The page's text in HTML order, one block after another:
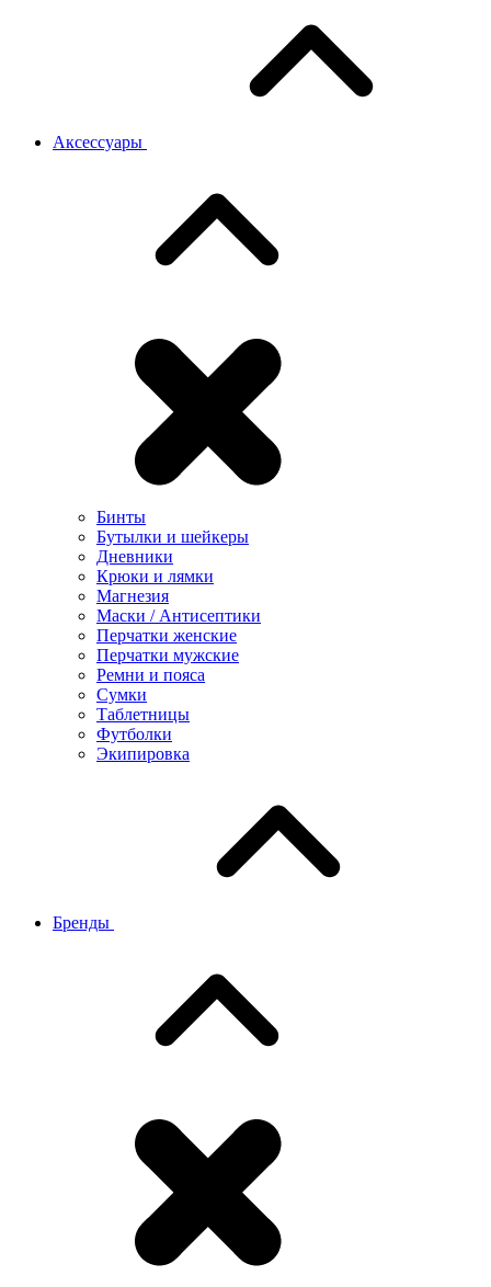
Аксессуары
Бинты
Бутылки и шейкеры
Дневники
Крюки и лямки
Магнезия
Маски / Антисептики
Перчатки женские
Перчатки мужские
Ремни и пояса
Сумки
Таблетницы
Футболки
Экипировка
Бренды